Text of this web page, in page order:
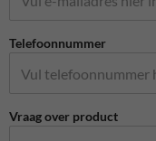
Telefoonnummer
Vraag over product